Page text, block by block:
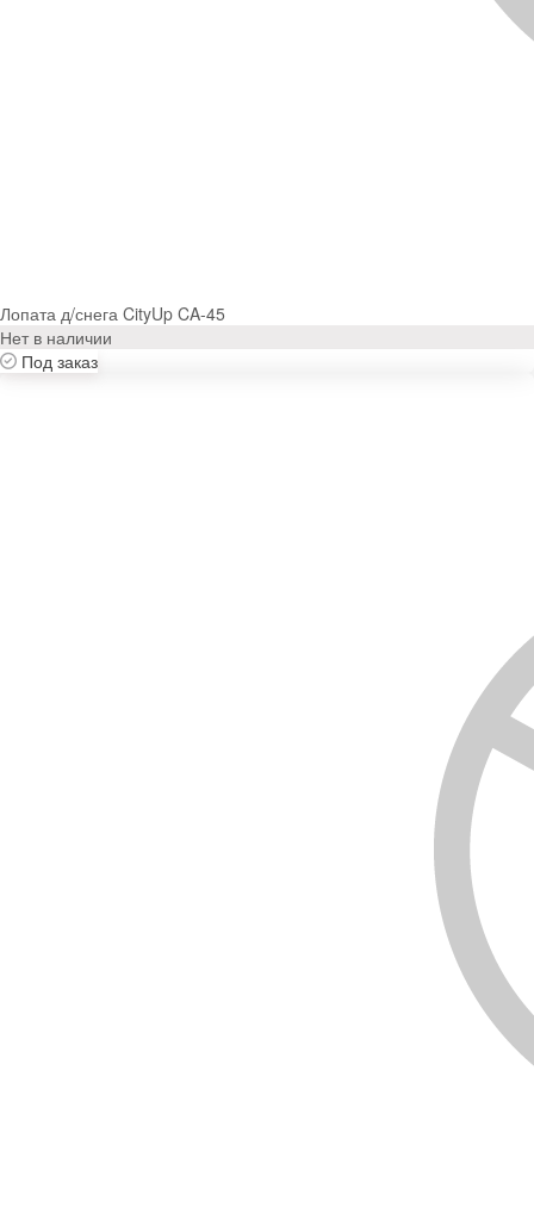
Лопата д/снега CityUp CA-45
Нет в наличии
Под заказ